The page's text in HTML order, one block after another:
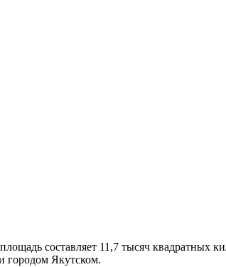
составляет 11,7 тысяч квадратных
городом Якутском.